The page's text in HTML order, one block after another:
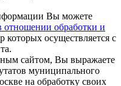
Вы можете
отношении обработки и
которых осуществляется с
сайтом, Вы выражаете
муниципального
на обработку своих